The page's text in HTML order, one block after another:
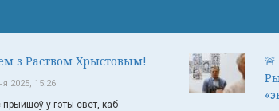
з Раством Хрыстовым!
2025, 15:26
у гэты свет, каб